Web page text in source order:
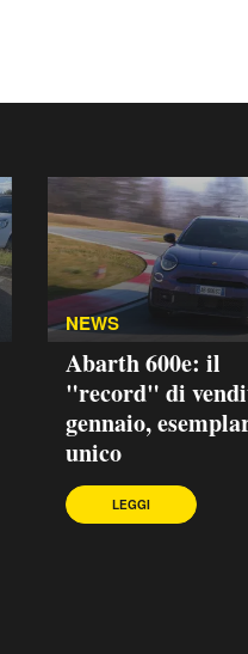
NEWS
Abarth 600e: il
"record" di
gennaio,
unico
LEGGI